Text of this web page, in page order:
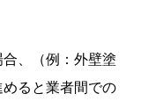
、（例：外壁塗
ると業者間での